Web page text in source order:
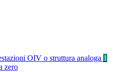
OIV o struttura analoga 1
zero